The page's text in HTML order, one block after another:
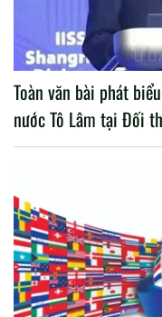
Toàn văn bài phát
nước Tô Lâm tại Đối